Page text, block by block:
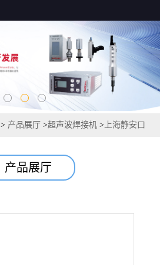
> 产品展厅 >超声波焊接机 > 上海静安口
产品展厅